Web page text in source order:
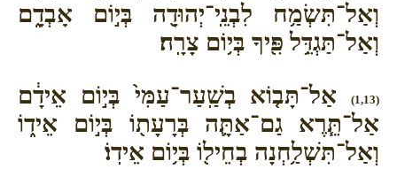
וְאַל־תִּשְׂמַ֥ח לִבְנֵֽי־יְהוּדָ֖ה בְּי֣וֹם אָבְדָ֑ם
וְאַל־תַּגְדֵּ֥ל פִּ֖יךָ בְּי֥וֹם צָרָֽה׃
(1,13)
אַל־תָּב֤וֹא בְשַֽׁעַר־עַמִּי֙ בְּי֣וֹם אֵידָ֔ם
אַל־תֵּ֧רֶא גַם־אַתָּ֛ה בְּרָעָת֖וֹ בְּי֣וֹם אֵיד֑וֹ
וְאַל־תִּשְׁלַ֥חְנָה בְחֵיל֖וֹ בְּי֥וֹם אֵידֽוֹ׃